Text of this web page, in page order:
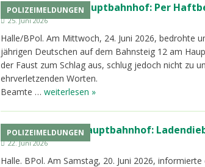
POLIZEIMELDUNGENHauptbahnhof: Per
25. Juni 2026
Halle/BPol. Am Mittwoch, 24. Juni 2026, bedrohte
jährigen Deutschen auf dem Bahnsteig 12 am
der Faust zum Schlag aus, schlug jedoch nicht zu
ehrverletzenden Worten.
Beamte … weiterlesen »
POLIZEIMELDUNGENHauptbahnhof:
22. Juni 2026
Halle. BPol. Am Samstag, 20. Juni 2026,